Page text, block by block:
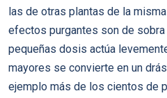
las de otras plantas de la
efectos purgantes son de sobra
pequeñas dosis actúa
mayores se convierte en un
ejemplo más de los cientos de